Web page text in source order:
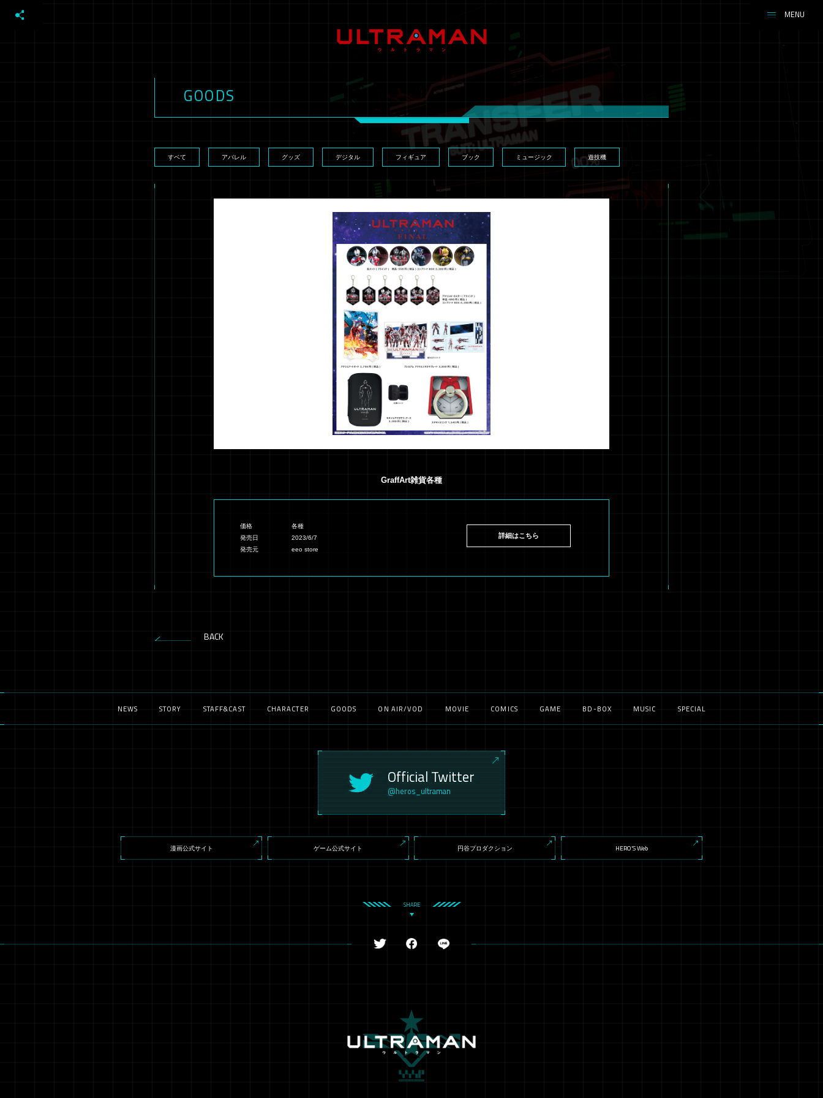
GOODS
すベて アパレル グッズ デジタル フィギュア ブック ミュージック 遊技機
GraffArt雑貨各種
価格
各種
発売日
2023/6/7
発売元
eeo store
詳細はこちら
BACK
NEWS STORY STAFF&CAST CHARACTER GOODS ON AIR/VOD MOVIE COMICS GAME BD-BOX MUSIC SPECIAL
Official Twitter
@heros_ultraman
漫画公式サイト ゲーム公式サイト 円谷プロダクション HERO’S Web
SHARE